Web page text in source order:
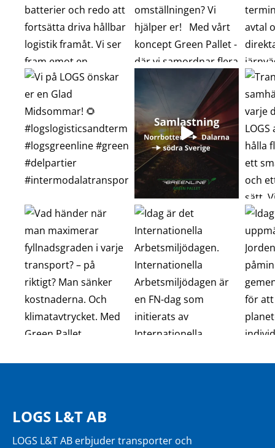
LOGS L&T AB
LOGS L&T AB erbjuder transporter och